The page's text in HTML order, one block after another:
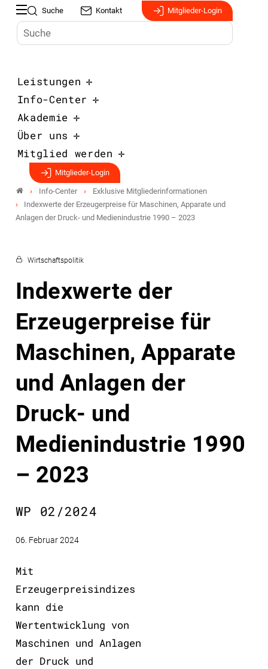
Suche Kontakt Mitglieder-Login
Leistungen
Info-Center
Akademie
Über uns
Mitglied werden
Mitglieder-Login
Info-Center
Exklusive Mitgliederinformationen
Indexwerte der Erzeugerpreise für Maschinen, Apparate und
Anlagen der Druck- und Medienindustrie 1990 – 2023
Wirtschaftspolitik
Indexwerte der
Erzeugerpreise für
Maschinen, Apparate
und Anlagen der
Druck- und
Medienindustrie 1990
– 2023
WP 02/2024
06. Februar 2024
Mit
Erzeugerpreisindizes
kann die
Wertentwicklung von
Maschinen und Anlagen
der Druck und